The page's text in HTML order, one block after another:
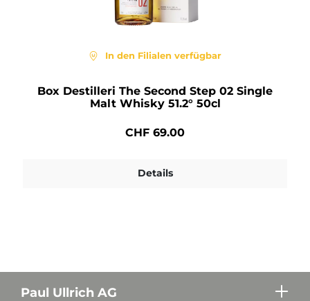
In den Filialen verfügbar
Box Destilleri The Second Step 02 Single
Malt Whisky 51.2° 50cl
CHF 69.00
Details
Paul Ullrich AG